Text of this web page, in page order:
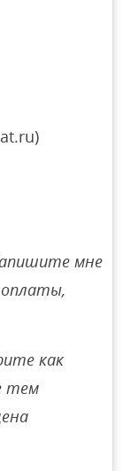
мне
как
тем